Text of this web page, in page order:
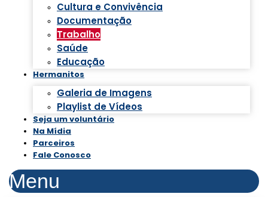
Cultura e Convivência
Documentação
Trabalho
Saúde
Educação
Hermanitos
Galeria de Imagens
Playlist de Vídeos
Seja um voluntário
Na Mídia
Parceiros
Fale Conosco
Menu